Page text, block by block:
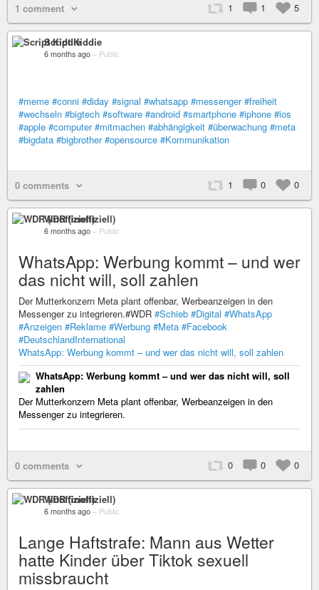
1 1 5
1 comment
Script Kiddie
6 months ago – Public
#meme #conni #diday #signal #whatsapp #messenger #freiheit
#wechseln #bigtech #software #android #smartphone #iphone #ios
#apple #computer #mitmachen #abhängigkeit #überwachung #meta
#bigdata #bigbrother #opensource #Kommunikation
1 0 0
0 comments
WDR (inoffiziell)
6 months ago – Public
WhatsApp: Werbung kommt – und wer
das nicht will, soll zahlen
Der Mutterkonzern Meta plant offenbar, Werbeanzeigen in den
Messenger zu integrieren.#WDR #Schieb #Digital #WhatsApp
#Anzeigen #Reklame #Werbung #Meta #Facebook
#DeutschlandInternational
WhatsApp: Werbung kommt – und wer das nicht will, soll zahlen
WhatsApp: Werbung kommt – und wer das nicht will, soll
zahlen
Der Mutterkonzern Meta plant offenbar, Werbeanzeigen in den
Messenger zu integrieren.
0 0 0
0 comments
WDR (inoffiziell)
6 months ago – Public
Lange Haftstrafe: Mann aus Wetter
hatte Kinder über Tiktok sexuell
missbraucht